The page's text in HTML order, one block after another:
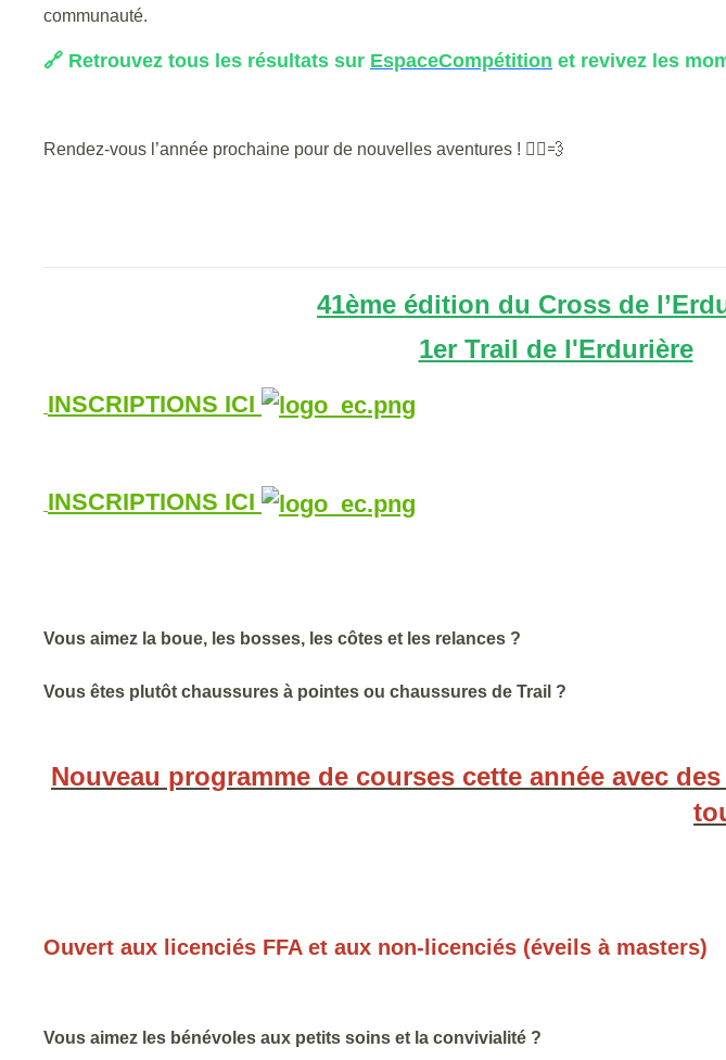
communauté.
🔗 Retrouvez tous les résultats sur EspaceCompétition et revivez les
Rendez-vous l’année prochaine pour de nouvelles aventures ! 🏃‍♂️💨
41ème édition du Cross de
1er Trail de l'Erdurière
INSCRIPTIONS ICI
INSCRIPTIONS ICI
Vous aimez la boue, les bosses, les côtes et les relances ?
Vous êtes plutôt chaussures à pointes ou chaussures de Trail ?
Nouveau programme de courses cette année avec
Ouvert aux licenciés FFA et aux non-licenciés (éveils à masters)
Vous aimez les bénévoles aux petits soins et la convivialité ?